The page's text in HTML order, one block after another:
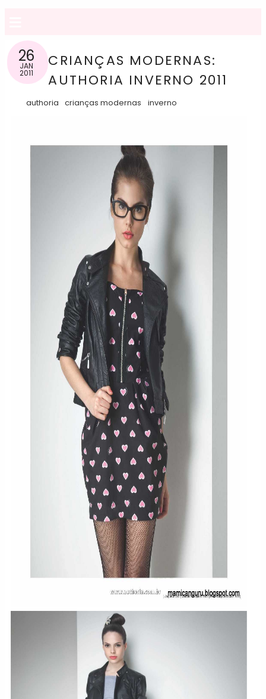
26
JAN
2011
CRIANÇAS MODERNAS:
AUTHORIA INVERNO 2011
authoria crianças modernas inverno